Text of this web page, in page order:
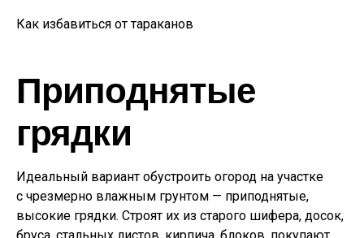
Как избавиться от тараканов
Приподнятые
грядки
Идеальный вариант обустроить огород на участке
с чрезмерно влажным грунтом — приподнятые,
высокие грядки. Строят их из старого шифера, досок,